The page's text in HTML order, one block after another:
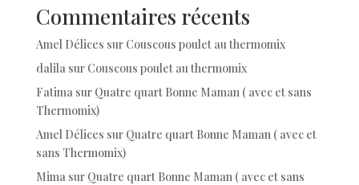
Commentaires récents
Amel Délices sur Couscous poulet au thermomix
dalilasur Couscous poulet au thermomix
Fatimasur Quatre quart Bonne Maman ( avec et sans
Thermomix)
Amel Délices sur Quatre quart Bonne Maman ( avec et
sans Thermomix)
Mimasur Quatre quart Bonne Maman ( avec et sans